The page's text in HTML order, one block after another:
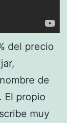
del precio
de
El propio
muy